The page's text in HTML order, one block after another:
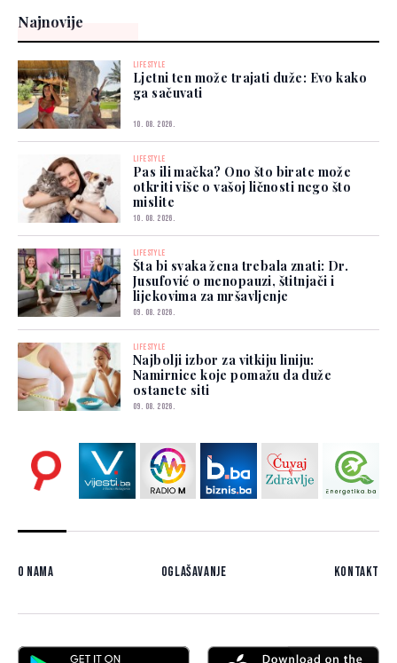
Najnovije
LIFESTYLE
Ljetni ten može trajati duže: Evo kako
ga sačuvati
10. 08. 2026.
LIFESTYLE
Pas ili mačka? Ono što birate može
otkriti više o vašoj ličnosti nego što
mislite
10. 08. 2026.
LIFESTYLE
Šta bi svaka žena trebala znati: Dr.
Jusufović o menopauzi, štitnjači i
lijekovima za mršavljenje
09. 08. 2026.
LIFESTYLE
Najbolji izbor za vitkiju liniju:
Namirnice koje pomažu da duže
ostanete siti
09. 08. 2026.
O nama Oglašavanje Kontakt